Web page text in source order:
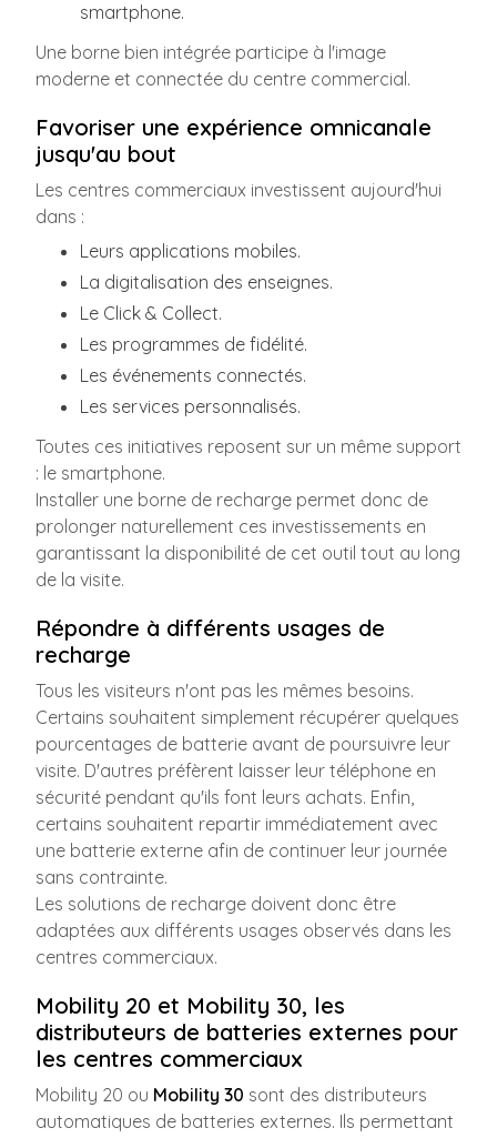
smartphone.
Une borne bien intégrée participe à l'image
moderne et connectée du centre commercial.
Favoriser une expérience omnicanale
jusqu'au bout
Les centres commerciaux investissent aujourd'hui
dans :
Leurs applications mobiles.
La digitalisation des enseignes.
Le Click & Collect.
Les programmes de fidélité.
Les événements connectés.
Les services personnalisés.
Toutes ces initiatives reposent sur un même support
: le smartphone.
Installer une borne de recharge permet donc de
prolonger naturellement ces investissements en
garantissant la disponibilité de cet outil tout au long
de la visite.
Répondre à différents usages de
recharge
Tous les visiteurs n'ont pas les mêmes besoins.
Certains souhaitent simplement récupérer quelques
pourcentages de batterie avant de poursuivre leur
visite. D'autres préfèrent laisser leur téléphone en
sécurité pendant qu'ils font leurs achats. Enfin,
certains souhaitent repartir immédiatement avec
une batterie externe afin de continuer leur journée
sans contrainte.
Les solutions de recharge doivent donc être
adaptées aux différents usages observés dans les
centres commerciaux.
Mobility 20 et Mobility 30, les
distributeurs de batteries externes pour
les centres commerciaux
Mobility 20 ou Mobility 30 sont des distributeurs
automatiques de batteries externes. Ils permettant